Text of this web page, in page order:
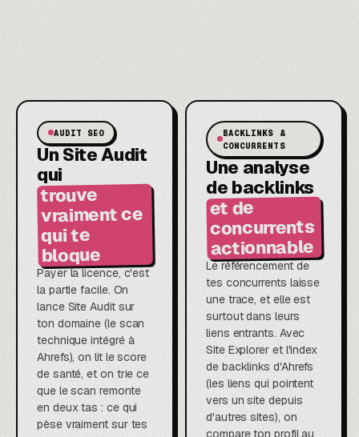
AUDIT SEO
Un Site Audit
qui
trouve
vraiment ce
qui te
bloque
Payer la licence, c'est
la partie facile. On
lance Site Audit sur
ton domaine (le scan
technique intégré à
Ahrefs), on lit le score
de santé, et on trie ce
que le scan remonte
en deux tas : ce qui
pèse vraiment sur tes
BACKLINKS &
CONCURRENTS
Une analyse
de backlinks
et de
concurrents
actionnable
Le référencement de
tes concurrents laisse
une trace, et elle est
surtout dans leurs
liens entrants. Avec
Site Explorer et l'index
de backlinks d'Ahrefs
(les liens qui pointent
vers un site depuis
d'autres sites), on